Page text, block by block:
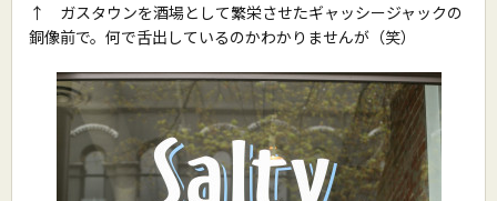
↑ ガスタウンを酒場として繁栄させたギャッシージャックの
銅像前で。何で舌出しているのかわかりませんが（笑）